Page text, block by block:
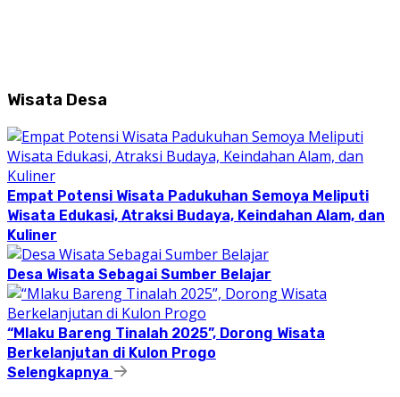
Wisata Desa
Empat Potensi Wisata Padukuhan Semoya Meliputi
Wisata Edukasi, Atraksi Budaya, Keindahan Alam, dan
Kuliner
Desa Wisata Sebagai Sumber Belajar
“Mlaku Bareng Tinalah 2025”, Dorong Wisata
Berkelanjutan di Kulon Progo
Selengkapnya